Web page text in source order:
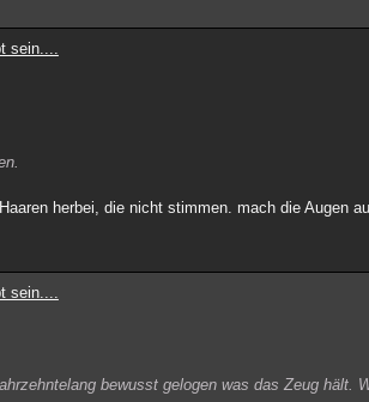
sein....
herbei, die nicht stimmen. mach die Augen
sein....
bewusst gelogen was das Zeug hält.